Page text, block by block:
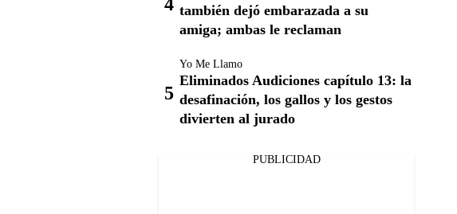
también dejó embarazada a su
amiga; ambas le reclaman
Yo Me Llamo
Eliminados Audiciones capítulo 13: la
desafinación, los gallos y los gestos
divierten al jurado
PUBLICIDAD